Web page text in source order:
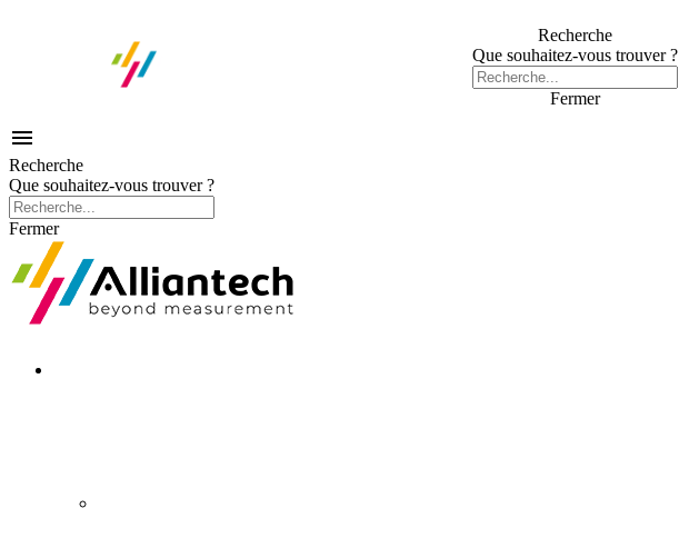
Recherche
Que souhaitez-vous trouver ?
Fermer

Recherche
Que souhaitez-vous trouver ?
Fermer